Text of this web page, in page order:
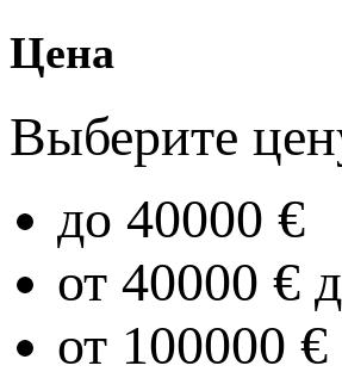
Цена
Выберите
до 40000 €
от 40000 €
от 100000 €